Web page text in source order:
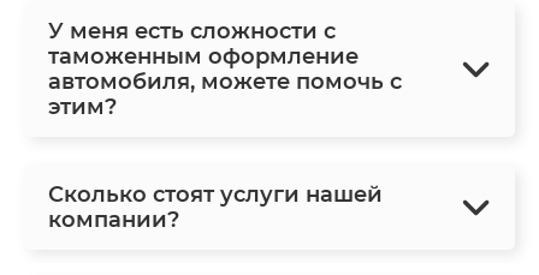
У меня есть сложности с
таможенным оформление
автомобиля, можете помочь с
этим?
Сколько стоят услуги нашей
компании?